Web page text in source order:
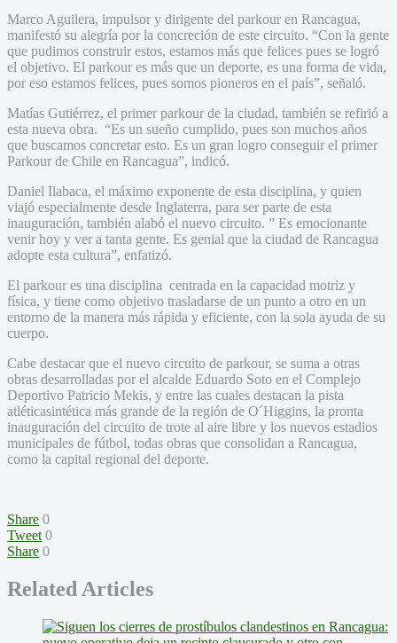
Marco Aguilera, impulsor y dirigente del parkour en Rancagua,
manifestó su alegría por la concreción de este circuito. “Con la gente
que pudimos construir estos, estamos más que felices pues se logró
el objetivo. El parkour es más que un deporte, es una forma de vida,
por eso estamos felices, pues somos pioneros en el país”, señaló.
Matías Gutiérrez, el primer parkour de la ciudad, también se refirió a
esta nueva obra. “Es un sueño cumplido, pues son muchos años
que buscamos concretar esto. Es un gran logro conseguir el primer
Parkour de Chile en Rancagua”, indicó.
Daniel Ilabaca, el máximo exponente de esta disciplina, y quien
viajó especialmente desde Inglaterra, para ser parte de esta
inauguración, también alabó el nuevo circuito. ” Es emocionante
venir hoy y ver a tanta gente. Es genial que la ciudad de Rancagua
adopte esta cultura”, enfatizó.
El parkour es una disciplina centrada en la capacidad motriz y
física, y tiene como objetivo trasladarse de un punto a otro en un
entorno de la manera más rápida y eficiente, con la sola ayuda de su
cuerpo.
Cabe destacar que el nuevo circuito de parkour, se suma a otras
obras desarrolladas por el alcalde Eduardo Soto en el Complejo
Deportivo Patricio Mekis, y entre las cuales destacan la pista
atléticasintética más grande de la región de O´Higgins, la pronta
inauguración del circuito de trote al aire libre y los nuevos estadios
municipales de fútbol, todas obras que consolidan a Rancagua,
como la capital regional del deporte.
Share 0
Tweet 0
Share 0
Related Articles